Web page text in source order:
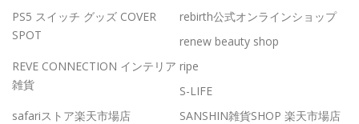
PS5 スイッチ グッズ COVER
SPOT
rebirth公式オンラインショップ
renew beauty shop
REVE CONNECTION インテリア
雑貨
ripe
S-LIFE
safariストア楽天市場店
SANSHIN雑貨SHOP 楽天市場店